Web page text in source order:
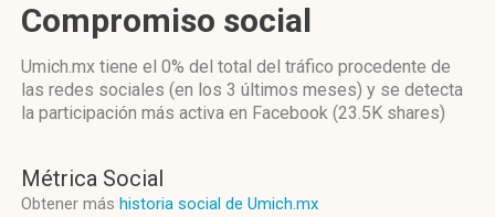
Compromiso social
Umich.mx tiene el 0% del total del tráfico procedente de
las redes sociales (en los 3 últimos meses) y se detecta
la participación más activa en Facebook (23.5K shares)
Métrica Social
Obtener más historia social de Umich.mx